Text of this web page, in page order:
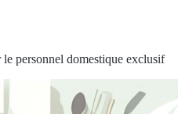
personnel domestique exclusif